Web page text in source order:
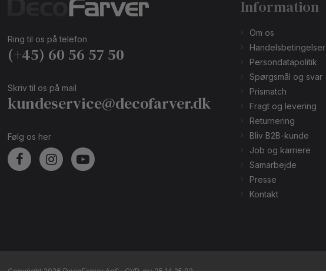
Ring til os på telefon
(+45) 60 56 57 50
Skriv til os på mail
kundeservice@decofarver.dk
Følg os her
Information
Om os
Handelsbetingelser
Persondatapolitik
Spørgsmål og svar
Prismatch
Fragt og levering
Returnering
Bliv B2B-kunde
Job og karriere
Samarbejde
Presse
Kontakt
Copyright 2026 DecoFarver ApS · CVR-nr.: 35 14 25 92